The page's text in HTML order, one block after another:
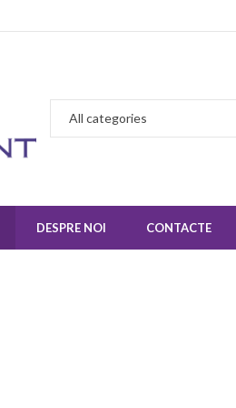
DESPRE NOI CONTACTE